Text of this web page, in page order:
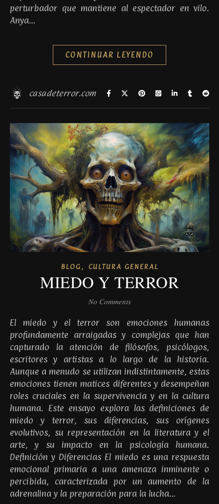
perturbador que mantiene al espectador en vilo.
Anya…
CONTINUAR LEYENDO
casadeterror.com
BLOG, CULTURA GENERAL
MIEDO Y TERROR
No Comments
El miedo y el terror son emociones humanas
profundamente arraigadas y complejas que han
capturado la atención de filósofos, psicólogos,
escritores y artistas a lo largo de la historia.
Aunque a menudo se utilizan indistintamente, estas
emociones tienen matices diferentes y desempeñan
roles cruciales en la supervivencia y en la cultura
humana. Este ensayo explora las definiciones de
miedo y terror, sus diferencias, sus orígenes
evolutivos, su representación en la literatura y el
arte, y su impacto en la psicología humana.
Definición y Diferencias El miedo es una respuesta
emocional primaria a una amenaza inminente o
percibida, caracterizada por un aumento de la
adrenalina y la preparación para la lucha…